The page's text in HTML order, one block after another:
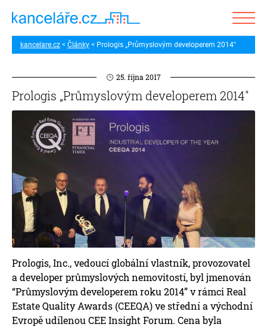
kancelare.cz Články Prologis „Průmyslovým developerem 2014"
25. října 2017
Prologis „Průmyslovým developerem 2014"
Prologis, Inc., vedoucí globální vlastník, provozovatel
a developer průmyslových nemovitostí, byl jmenován
“Průmyslovým developerem roku 2014” v rámci Real
Estate Quality Awards (CEEQA) ve střední a východní
Evropě udílenou CEE Insight Forum. Cena byla